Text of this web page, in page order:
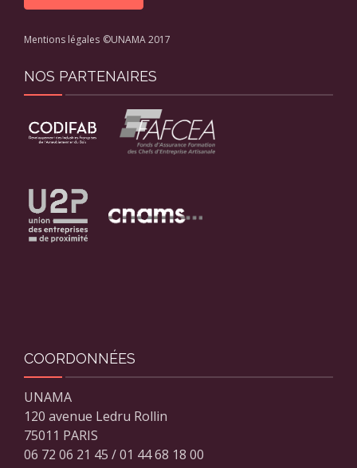
Mentions légales ©UNAMA 2017
NOS PARTENAIRES
COORDONNÉES
UNAMA
120 avenue Ledru Rollin
75011 PARIS
06 72 06 21 45 / 01 44 68 18 00